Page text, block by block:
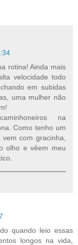
rotina! Ainda mais
velocidade todo
em subidas
uma mulher não
na
Como tenho um
com gracinha,
olho e vêem meu
quando leio essas
longos na vida,